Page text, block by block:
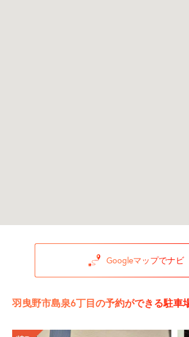
Googleマップでナビ
羽曳野市島泉6丁目の予約ができる駐車